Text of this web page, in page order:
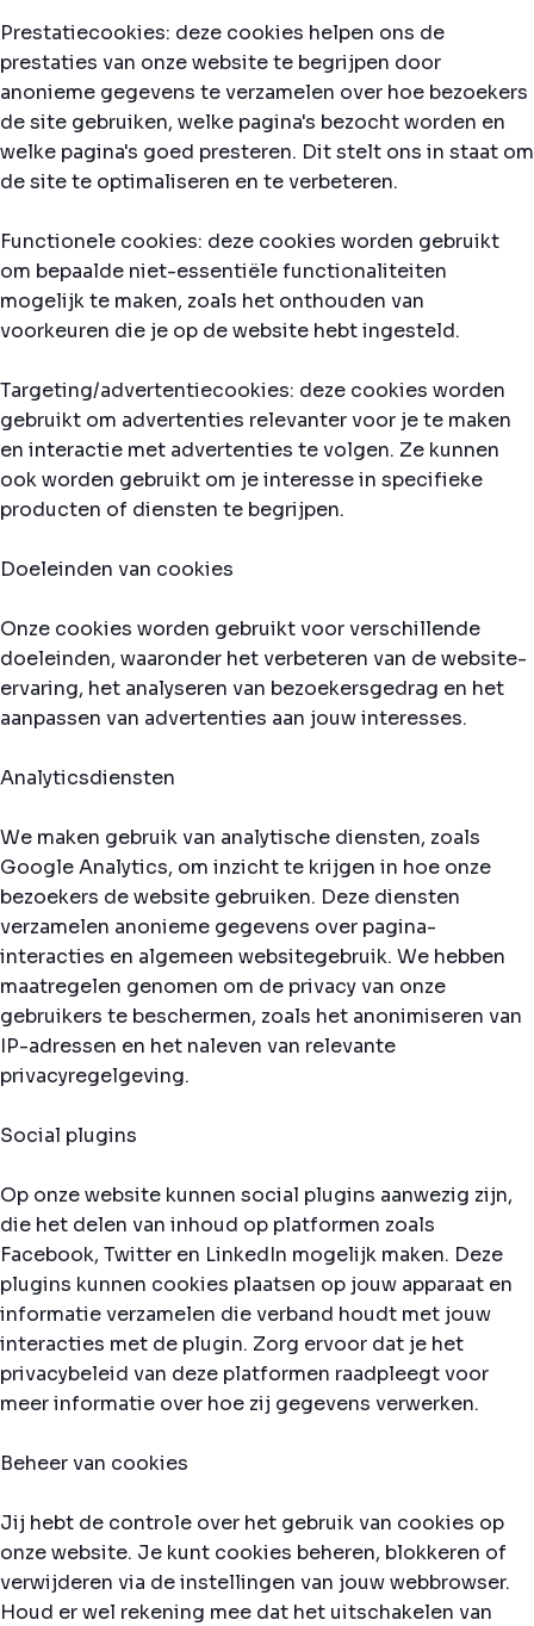
Prestatiecookies: deze cookies helpen ons de
prestaties van onze website te begrijpen door
anonieme gegevens te verzamelen over hoe bezoekers
de site gebruiken, welke pagina's bezocht worden en
welke pagina's goed presteren. Dit stelt ons in staat om
de site te optimaliseren en te verbeteren.
Functionele cookies: deze cookies worden gebruikt
om bepaalde niet-essentiële functionaliteiten
mogelijk te maken, zoals het onthouden van
voorkeuren die je op de website hebt ingesteld.
Targeting/advertentiecookies: deze cookies worden
gebruikt om advertenties relevanter voor je te maken
en interactie met advertenties te volgen. Ze kunnen
ook worden gebruikt om je interesse in specifieke
producten of diensten te begrijpen.
Doeleinden van cookies
Onze cookies worden gebruikt voor verschillende
doeleinden, waaronder het verbeteren van de website-
ervaring, het analyseren van bezoekersgedrag en het
aanpassen van advertenties aan jouw interesses.
Analyticsdiensten
We maken gebruik van analytische diensten, zoals
Google Analytics, om inzicht te krijgen in hoe onze
bezoekers de website gebruiken. Deze diensten
verzamelen anonieme gegevens over pagina-
interacties en algemeen websitegebruik. We hebben
maatregelen genomen om de privacy van onze
gebruikers te beschermen, zoals het anonimiseren van
IP-adressen en het naleven van relevante
privacyregelgeving.
Social plugins
Op onze website kunnen social plugins aanwezig zijn,
die het delen van inhoud op platformen zoals
Facebook, Twitter en LinkedIn mogelijk maken. Deze
plugins kunnen cookies plaatsen op jouw apparaat en
informatie verzamelen die verband houdt met jouw
interacties met de plugin. Zorg ervoor dat je het
privacybeleid van deze platformen raadpleegt voor
meer informatie over hoe zij gegevens verwerken.
Beheer van cookies
Jij hebt de controle over het gebruik van cookies op
onze website. Je kunt cookies beheren, blokkeren of
verwijderen via de instellingen van jouw webbrowser.
Houd er wel rekening mee dat het uitschakelen van